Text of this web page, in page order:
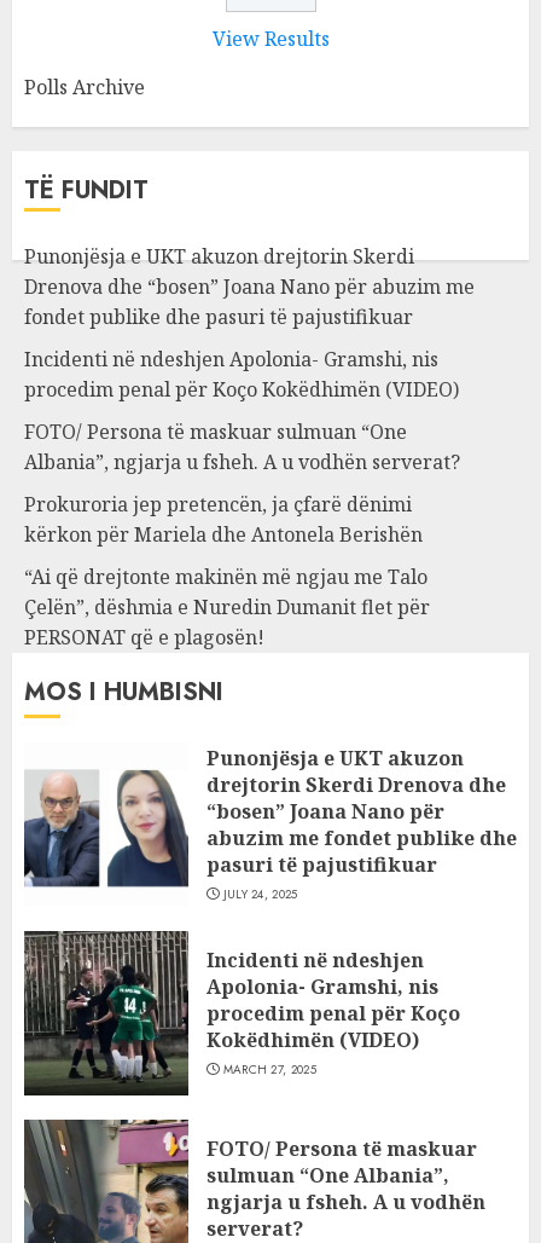
View Results
Polls Archive
TË FUNDIT
Punonjësja e UKT akuzon drejtorin Skerdi
Drenova dhe “bosen” Joana Nano për abuzim me
fondet publike dhe pasuri të pajustifikuar
Incidenti në ndeshjen Apolonia- Gramshi, nis
procedim penal për Koço Kokëdhimën (VIDEO)
FOTO/ Persona të maskuar sulmuan “One
Albania”, ngjarja u fsheh. A u vodhën serverat?
Prokuroria jep pretencën, ja çfarë dënimi
kërkon për Mariela dhe Antonela Berishën
“Ai që drejtonte makinën më ngjau me Talo
Çelën”, dëshmia e Nuredin Dumanit flet për
PERSONAT që e plagosën!
MOS I HUMBISNI
Punonjësja e UKT akuzon
drejtorin Skerdi Drenova dhe
“bosen” Joana Nano për
abuzim me fondet publike dhe
pasuri të pajustifikuar
JULY 24, 2025
Incidenti në ndeshjen
Apolonia- Gramshi, nis
procedim penal për Koço
Kokëdhimën (VIDEO)
MARCH 27, 2025
FOTO/ Persona të maskuar
sulmuan “One Albania”,
ngjarja u fsheh. A u vodhën
serverat?